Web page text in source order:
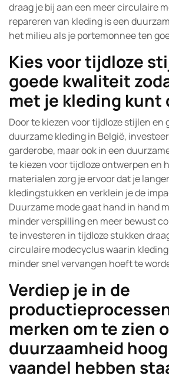
draag je bij aan een meer circulaire
repareren van kleding is een
het milieu als je portemonnee ten
Kies voor tijdloze
goede kwaliteit
met je kleding kunt
Door te kiezen voor tijdloze stijlen en
duurzame kleding in België,
garderobe, maar ook in een
te kiezen voor tijdloze ontwerpen en
materialen zorg je ervoor dat je
kledingstukken en verklein je de
Duurzame mode gaat hand in hand
minder verspilling en meer bewust
te investeren in tijdloze stukken
circulaire modecyclus waarin
minder snel vervangen hoeft te
Verdiep je in de
merken om te zien
duurzaamheid
vaandel hebben